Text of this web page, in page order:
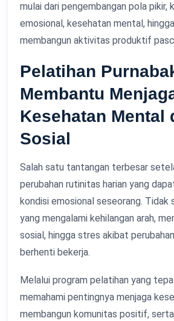
mulai dari pengembangan pola pikir,
emosional, kesehatan mental,
membangun aktivitas produktif
Pelatihan
Membantu
Kesehatan Mental
Sosial
Salah satu tantangan terbesar
perubahan rutinitas harian yang
kondisi emosional seseorang. Tidak
yang mengalami kehilangan arah,
sosial, hingga stres akibat
berhenti bekerja.
Melalui program pelatihan yang
memahami pentingnya menjaga
membangun komunitas positif,